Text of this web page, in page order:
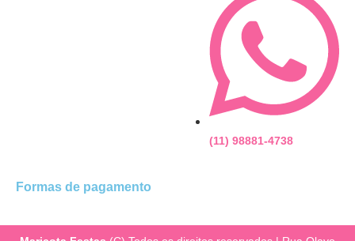
(11) 98881-4738
Formas de pagamento